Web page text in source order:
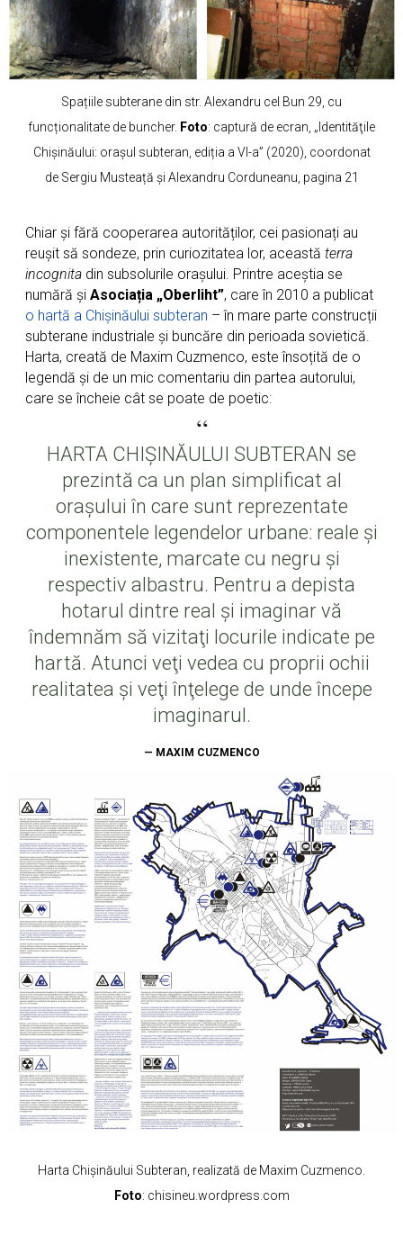
Spațiile subterane din str. Alexandru cel Bun 29, cu
funcționalitate de buncher. Foto: captură de ecran, „Identităţile
Chişinăului: orașul subteran, ediția a VI-a” (2020), coordonat
de Sergiu Musteață și Alexandru Corduneanu, pagina 21
Chiar și fără cooperarea autorităților, cei pasionați au
reușit să sondeze, prin curiozitatea lor, această terra
incognita din subsolurile orașului. Printre aceștia se
numără și Asociația „Oberliht”, care în 2010 a publicat
o hartă a Chișinăului subteran – în mare parte construcții
subterane industriale și buncăre din perioada sovietică.
Harta, creată de Maxim Cuzmenco, este însoțită de o
legendă și de un mic comentariu din partea autorului,
care se încheie cât se poate de poetic:
“
HARTA CHIȘINĂULUI SUBTERAN se
prezintă ca un plan simplificat al
oraşului în care sunt reprezentate
componentele legendelor urbane: reale şi
inexistente, marcate cu negru şi
respectiv albastru. Pentru a depista
hotarul dintre real şi imaginar vă
îndemnăm să vizitaţi locurile indicate pe
hartă. Atunci veţi vedea cu proprii ochii
realitatea şi veţi înţelege de unde începe
imaginarul.
— MAXIM CUZMENCO
Harta Chișinăului Subteran, realizată de Maxim Cuzmenco.
Foto: chisineu.wordpress.com